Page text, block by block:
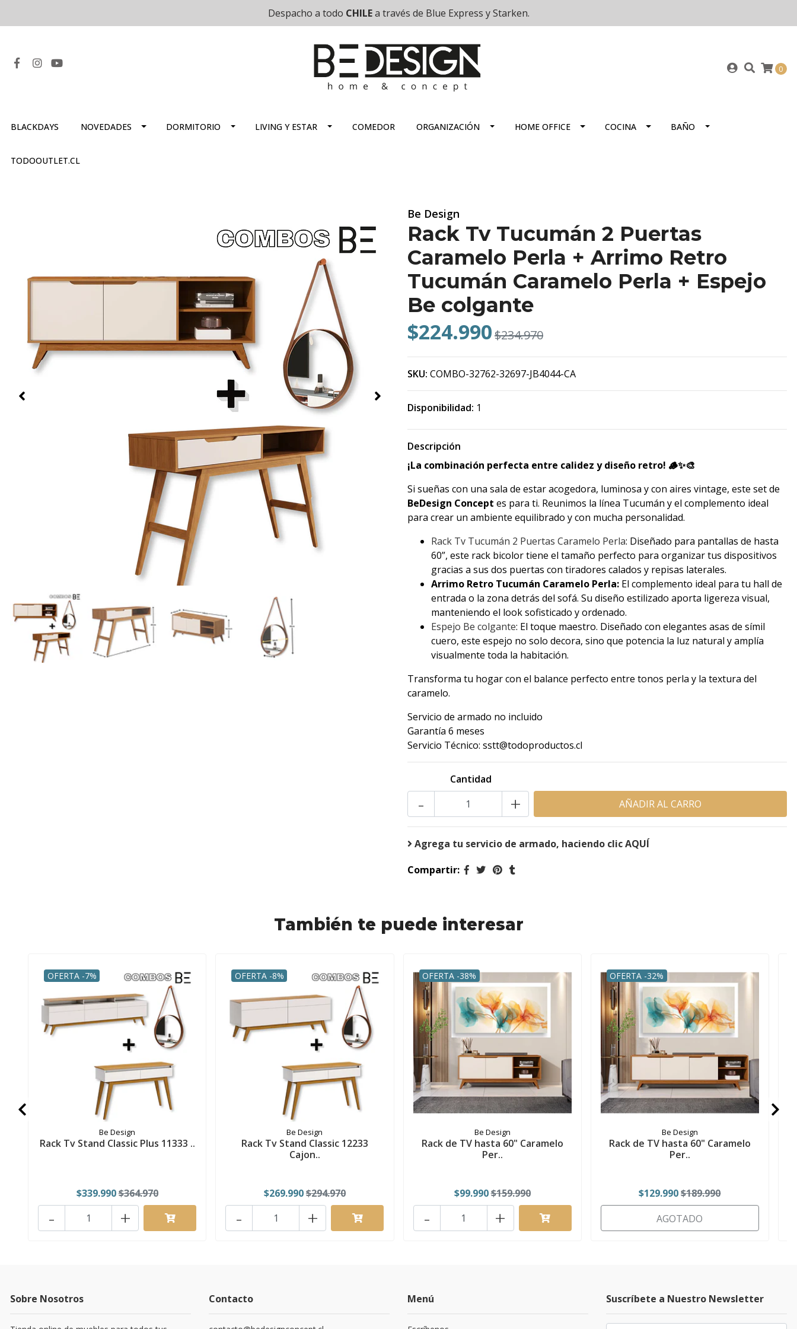
Despacho a todo CHILEa través de Blue Express y Starken.
0
BLACKDAYS NOVEDADES DORMITORIO LIVING Y ESTAR COMEDOR ORGANIZACIÓN HOME OFFICE COCINA BAÑO
TODOOUTLET.CL
Be Design
Rack Tv Tucumán 2 Puertas
Caramelo Perla + Arrimo Retro
Tucumán Caramelo Perla + Espejo
Be colgante
$224.990$234.970
SKU: COMBO-32762-32697-JB4044-CA
Disponibilidad: 1
Descripción
¡La combinación perfecta entre calidez y diseño retro! 🪵✨🎨
Si sueñas con una sala de estar acogedora, luminosa y con aires vintage, este set de
BeDesign Concept es para ti. Reunimos la línea Tucumán y el complemento ideal
para crear un ambiente equilibrado y con mucha personalidad.
Rack Tv Tucumán 2 Puertas Caramelo Perla: Diseñado para pantallas de hasta
60”, este rack bicolor tiene el tamaño perfecto para organizar tus dispositivos
gracias a sus dos puertas con tiradores calados y repisas laterales.
Arrimo Retro Tucumán Caramelo Perla: El complemento ideal para tu hall de
entrada o la zona detrás del sofá. Su diseño estilizado aporta ligereza visual,
manteniendo el look sofisticado y ordenado.
Espejo Be colgante: El toque maestro. Diseñado con elegantes asas de símil
cuero, este espejo no solo decora, sino que potencia la luz natural y amplía
visualmente toda la habitación.
Transforma tu hogar con el balance perfecto entre tonos perla y la textura del
caramelo.
Servicio de armado no incluido
Garantía 6 meses
Servicio Técnico: sstt@todoproductos.cl
Cantidad
+
-
Agrega tu servicio de armado, haciendo clic AQUÍ
Compartir:
También te puede interesar
OFERTA -7%
Be Design
Rack Tv Stand Classic Plus 11333 ..
$339.990$364.970
+
-
OFERTA -8%
Be Design
Rack Tv Stand Classic 12233
Cajon..
$269.990$294.970
+
-
OFERTA -38%
Be Design
Rack de TV hasta 60" Caramelo
Per..
$99.990$159.990
+
-
OFERTA -32%
Be Design
Rack de TV hasta 60" Caramelo
Per..
$129.990$189.990
AGOTADO
Sobre Nosotros Contacto Menú Suscríbete a Nuestro Newsletter